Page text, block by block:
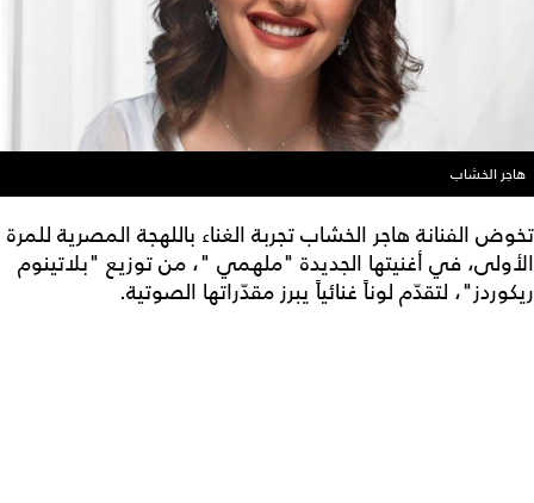
هاجر الخشاب
تخوض الفنانة هاجر الخشاب تجربة الغناء باللهجة المصرية للمرة
الأولى، في أغنيتها الجديدة "ملهمي "، من توزيع "بلاتينوم
ريكوردز"، لتقدّم لوناً غنائياً يبرز مقدّراتها الصوتية.